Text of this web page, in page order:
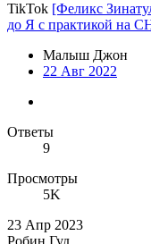
TikTok [Феликс
до Я с практикой на
Малыш Джон
22 Авг 2022
Ответы
9
Просмотры
5K
23 Апр 2023